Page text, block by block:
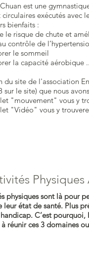
est une
circulaires exécutés avec
bienfaits :
le risque de chute et
contrôle de
le sommeil
la capacité aérobique
du site de l'association
sur le site) que nous
"mouvement" vous y
"Vidéo" vous y
physiques sont là pour
leur état de santé. Plus
C’est
à réunir ces 3 domaines